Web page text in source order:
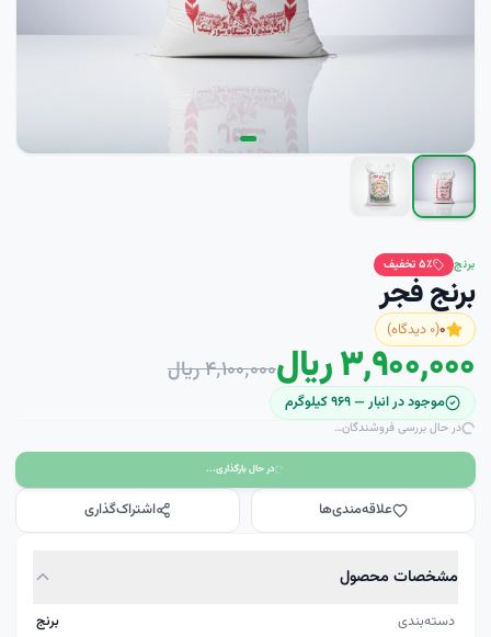
برنج ۵٪ تخفیف
برنج فجر
۰(۰ دیدگاه)
۳٬۹۰۰٬۰۰۰ ریال ۴٬۱۰۰٬۰۰۰ ریال
موجود در انبار —۹۶۹کيلوگرم
در حال بررسی فروشندگان…
در حال بارگذاری...
علاقه‌مندی‌ها اشتراک‌گذاری
مشخصات محصول
دسته‌بندی
برنج